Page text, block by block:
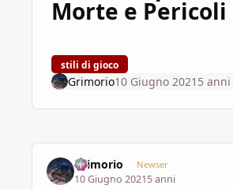
Morte e Pericoli
stili di gioco
Grimorio10 Giugno 2021 5 anni
Grimorio Newser
10 Giugno 20215 anni